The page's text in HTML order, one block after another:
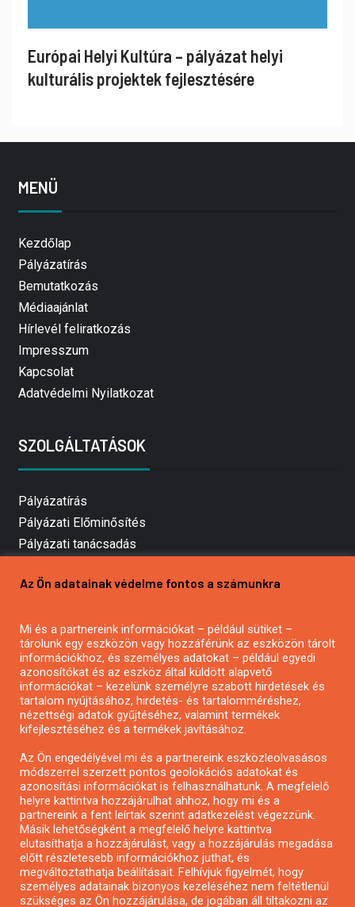
Európai Helyi Kultúra – pályázat helyi
kulturális projektek fejlesztésére
MENÜ
Kezdőlap
Pályázatírás
Bemutatkozás
Médiaajánlat
Hírlevél feliratkozás
Impresszum
Kapcsolat
Adatvédelmi Nyilatkozat
SZOLGÁLTATÁSOK
Pályázatírás
Pályázati Előminősítés
Pályázati tanácsadás
Mezőgazdasági pályázatírás
Pályázatírás civil szervezeteknek
Pályázatírás önkormányzatoknak
Pályázatfigyelés
Specifikus pályázatfigyelés vagy hírlevél
Pályázatok magánszemélyeknek
Pályázatok civil szervezeteknek
Pályázatok vállalkozásoknak
Önkormányzati pályázatok
Mezőgazdasági pályázatok
Az Ön adatainak védelme fontos a számunkra
Mi és a partnereink információkat – például sütiket –
tárolunk egy eszközön vagy hozzáférünk az eszközön tárolt
információkhoz, és személyes adatokat – például egyedi
azonosítókat és az eszköz által küldött alapvető
információkat – kezelünk személyre szabott hirdetések és
tartalom nyújtásához, hirdetés- és tartalomméréshez,
nézettségi adatok gyűjtéséhez, valamint termékek
kifejlesztéséhez és a termékek javításához.
Az Ön engedélyével mi és a partnereink eszközleolvasásos
módszerrel szerzett pontos geolokációs adatokat és
azonosítási információkat is felhasználhatunk. A megfelelő
helyre kattintva hozzájárulhat ahhoz, hogy mi és a
partnereink a fent leírtak szerint adatkezelést végezzünk.
Másik lehetőségként a megfelelő helyre kattintva
elutasíthatja a hozzájárulást, vagy a hozzájárulás megadása
előtt részletesebb információkhoz juthat, és
megváltoztathatja beállításait. Felhívjuk figyelmét, hogy
személyes adatainak bizonyos kezeléséhez nem feltétlenül
szükséges az Ön hozzájárulása, de jogában áll tiltakozni az